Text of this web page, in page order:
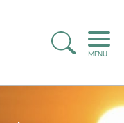
MENU